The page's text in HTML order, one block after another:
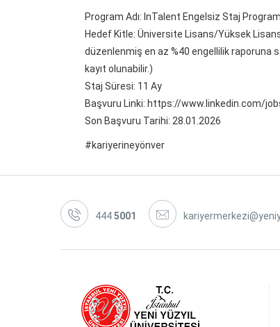
Program Adı: InTalent Engelsiz Staj
Hedef Kitle: Üniversite Lisans/Yüksek
düzenlenmiş en az %40 engellilik raporuna
kayıt olunabilir.)
Staj Süresi: 11 Ay
Başvuru Linki: https://www.linkedin.com/
Son Başvuru Tarihi: 28.01.2026
#kariyerineyönver
4445001